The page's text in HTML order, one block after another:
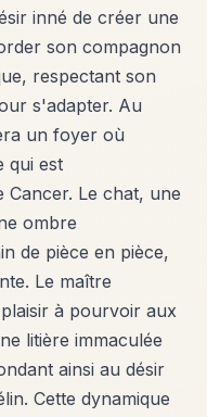
inné de créer une
son compagnon
respectant son
s'adapter. Au
un foyer où
qui est
Le chat, une
ombre
de pièce en pièce,
Le maître
à pourvoir aux
litière immaculée
ainsi au désir
Cette dynamique